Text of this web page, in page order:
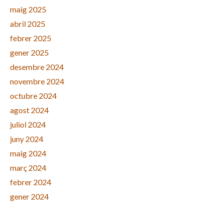
maig 2025
abril 2025
febrer 2025
gener 2025
desembre 2024
novembre 2024
octubre 2024
agost 2024
juliol 2024
juny 2024
maig 2024
març 2024
febrer 2024
gener 2024